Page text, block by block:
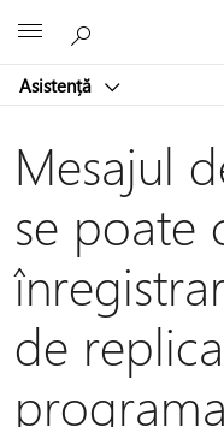
Asistență
Mesajul
se poate
de